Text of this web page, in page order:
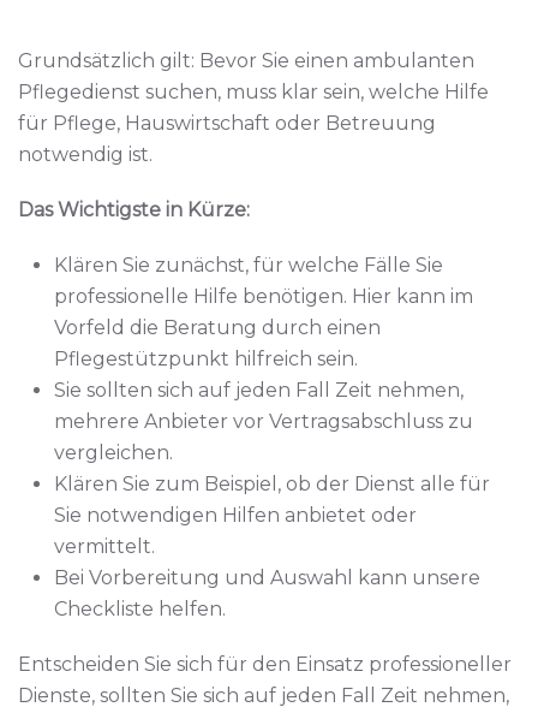
Grundsätzlich gilt: Bevor Sie einen ambulanten
Pflegedienst suchen, muss klar sein, welche Hilfe
für Pflege, Hauswirtschaft oder Betreuung
notwendig ist.
Das Wichtigste in Kürze:
Klären Sie zunächst, für welche Fälle Sie
professionelle Hilfe benötigen. Hier kann im
Vorfeld die Beratung durch einen
Pflegestützpunkt hilfreich sein.
Sie sollten sich auf jeden Fall Zeit nehmen,
mehrere Anbieter vor Vertragsabschluss zu
vergleichen.
Klären Sie zum Beispiel, ob der Dienst alle für
Sie notwendigen Hilfen anbietet oder
vermittelt.
Bei Vorbereitung und Auswahl kann unsere
Checkliste helfen.
Entscheiden Sie sich für den Einsatz professioneller
Dienste, sollten Sie sich auf jeden Fall Zeit nehmen,